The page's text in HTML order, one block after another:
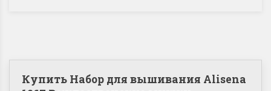
Купить Набор для вышивания Alisena